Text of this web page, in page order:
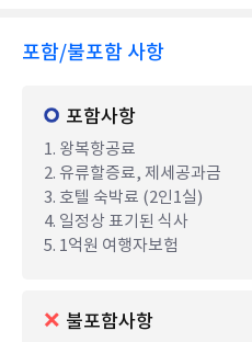
포함/불포함 사항
포함사항
1. 왕복항공료
2. 유류할증료, 제세공과금
3. 호텔 숙박료 (2인1실)
4. 일정상 표기된 식사
5. 1억원 여행자보험
불포함사항